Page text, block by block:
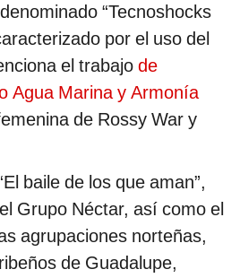
“Tecnoshocks
por el uso del
el trabajo de
Agua Marina y Armonía
de Rossy War y
baile de los que aman”,
Grupo Néctar, así como el
agrupaciones norteñas,
de Guadalupe,